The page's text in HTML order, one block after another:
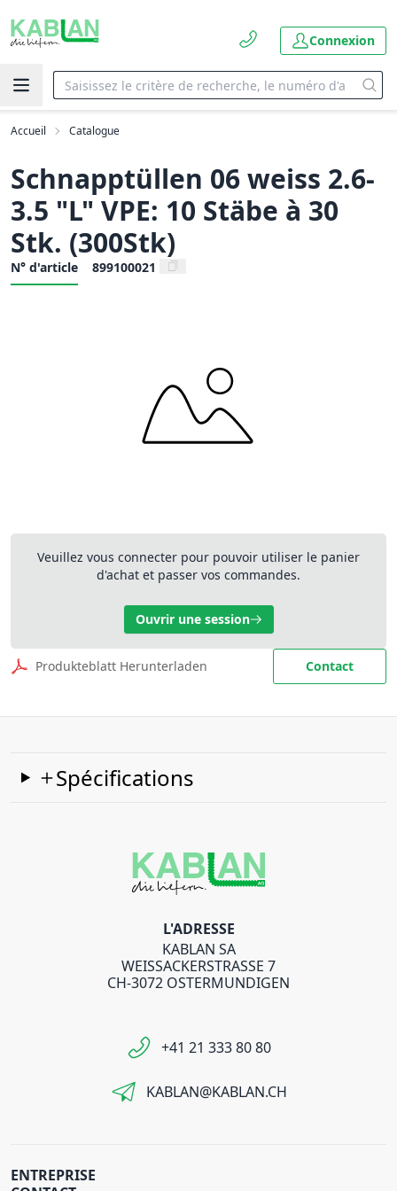
Connexion
Accueil Catalogue
Schnapptüllen 06 weiss 2.6-
3.5 "L" VPE: 10 Stäbe à 30
Stk. (300Stk)
N° d'article 899100021
Veuillez vous connecter pour pouvoir utiliser le panier
d'achat et passer vos commandes.
Ouvrir une session
Produkteblatt Herunterladen Contact
Spécifications
L'ADRESSE
KABLAN SA
WEISSACKERSTRASSE 7
CH-3072 OSTERMUNDIGEN
+41 21 333 80 80
KABLAN@KABLAN.CH
ENTREPRISE